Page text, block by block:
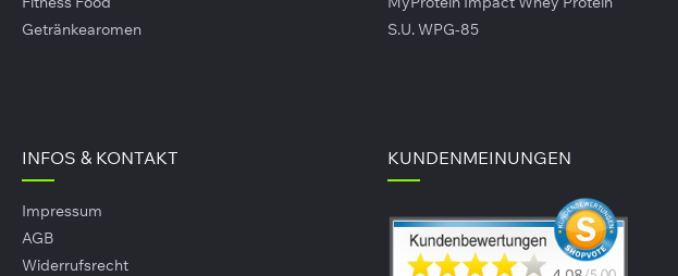
Nutrition Astaxanthin
Inlead Nutrition
Ostrovit
Getränkearomen
S.U. WPG-85
INFOS & KONTAKT
Impressum
AGB
Widerrufsrecht
KUNDENMEINUNGEN